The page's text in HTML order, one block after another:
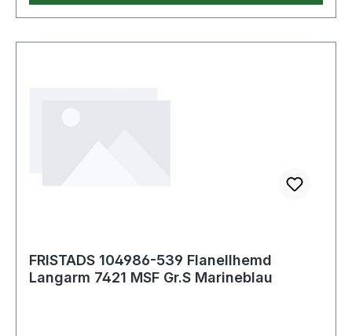
FRISTADS 104986-539 Flanellhemd
Langarm 7421 MSF Gr.S Marineblau